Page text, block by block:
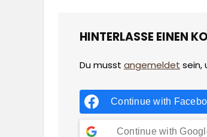
HINTERLASSE EINEN
Du musst angemeldet sein,
Continue with
Continue with